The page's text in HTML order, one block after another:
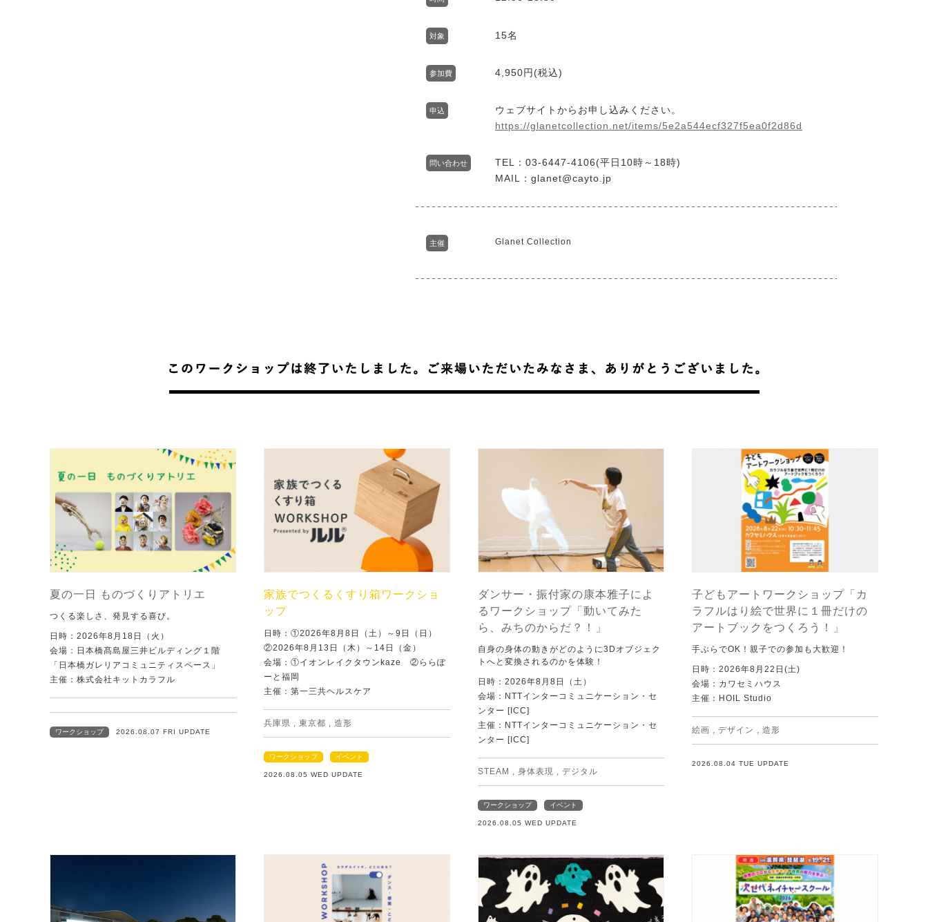
対象 15名
参加費 4,950円(税込)
申込
ウェブサイトからお申し込みください。
https://glanetcollection.net/items/5e2a544ecf327f5ea0f2d86d
問い合わせ
TEL：03-6447-4106(平日10時～18時)
MAIL：glanet@cayto.jp
主催 Glanet Collection
夏の一日 ものづくりアトリエ
つくる楽しさ、発見する喜び。
日時：2026年8月18日（火）
会場：日本橋髙島屋三井ビルディング１階
「日本橋ガレリアコミュニティスペース」
主催：株式会社キットカラフル
ワークショップ 2026.08.07 FRI UPDATE
家族でつくるくすり箱ワークショ
ップ
日時：①2026年8月8日（土）～9日（日）
②2026年8月13日（木）～14日（金）
会場：①イオンレイクタウンkaze ②ららぽ
ーと福岡
主催：第一三共ヘルスケア
兵庫県 , 東京都 , 造形
ワークショップ イベント
2026.08.05 WED UPDATE
ダンサー・振付家の康本雅子によ
るワークショップ「動いてみた
ら、みちのからだ？！」
自身の身体の動きがどのように3Dオブジェク
トへと変換されるのかを体験！
日時：2026年8月8日（土）
会場：NTTインターコミュニケーション・セ
ンター [ICC]
主催：NTTインターコミュニケーション・セ
ンター [ICC]
STEAM , 身体表現 , デジタル
ワークショップ イベント
2026.08.05 WED UPDATE
子どもアートワークショップ「カ
ラフルはり絵で世界に１冊だけの
アートブックをつくろう！」
手ぶらでOK！親子での参加も大歓迎！
日時：2026年8月22日(土)
会場：カワセミハウス
主催：HOIL Studio
絵画 , デザイン , 造形
2026.08.04 TUE UPDATE